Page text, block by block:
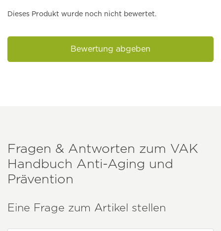
Dieses Produkt wurde noch nicht bewertet.
Bewertung abgeben
Fragen & Antworten zum VAK
Handbuch Anti-Aging und
Prävention
Eine Frage zum Artikel stellen